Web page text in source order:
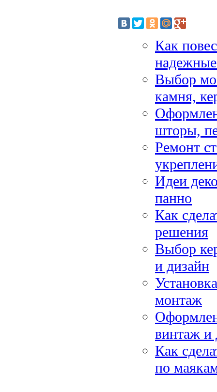
Как
Выбор
камня,
шторы,
Ремонт
Идеи
панно
Как
решения
Выбор
и дизайн
монтаж
винтаж и
Как
по